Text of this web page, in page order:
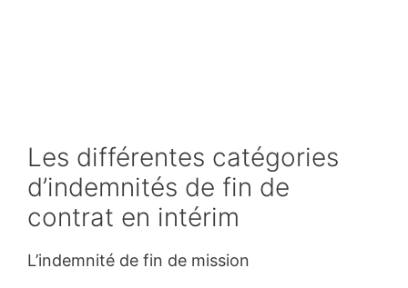
Les différentes catégories
d’indemnités de fin de
contrat en intérim
L’indemnité de fin de mission